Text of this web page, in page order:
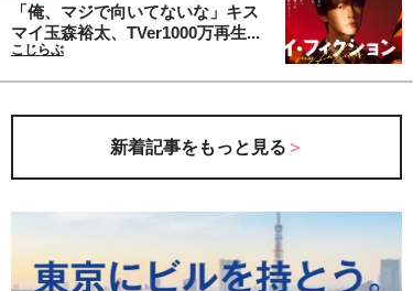
「俺、マジで向いてないな」キス
マイ玉森裕太、TVer1000万再生...
こじらぶ
新着記事をもっと見る